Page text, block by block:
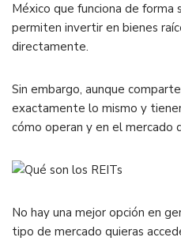
México que funciona de forma
permiten invertir en bienes
directamente.
Sin embargo, aunque
exactamente lo mismo y
cómo operan y en el mercado
No hay una mejor opción en
tipo de mercado quieras